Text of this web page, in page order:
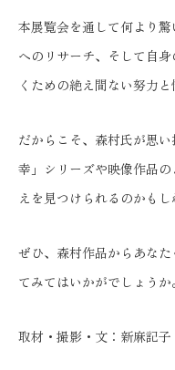
本展覧会を通して何より
へのリサーチ、そして自
くための絶え間ない努力と
だからこそ、森村氏が思
幸」シリーズや映像作品
えを見つけられるのかもし
ぜひ、森村作品からあな
てみてはいかがでしょうか。
取材・撮影・文：新麻記子